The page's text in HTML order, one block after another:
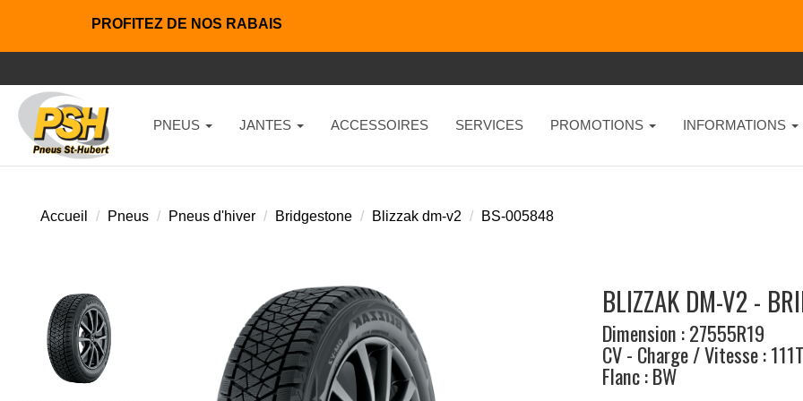
PROFITEZ DE NOS RABAIS
PNEUS JANTES ACCESSOIRES SERVICES PROMOTIONS INFORMATIONS
Accueil Pneus Pneus d'hiver Bridgestone Blizzak dm-v2 BS-005848
BLIZZAK DM-V2 -
Dimension : 27555R19
CV - Charge / Vitesse : 111T
Flanc : BW